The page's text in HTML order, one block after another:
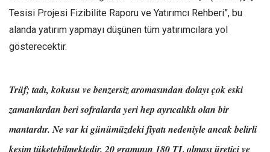
Tesisi Projesi Fizibilite Raporu ve Yatırımcı Rehberi”, bu
alanda yatırım yapmayı düşünen tüm yatırımcılara yol
gösterecektir.
Trüf; tadı, kokusu ve benzersiz aromasından dolayı çok eski
zamanlardan beri sofralarda yeri hep ayrıcalıklı olan bir
mantardır. Ne var ki günümüzdeki fiyatı nedeniyle ancak belirli
kesim tüketebilmektedir. 20 gramının 180 TL olması üretici ve